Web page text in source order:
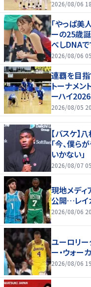
2026/08/06
「やっぱ美
ーの25歳
べしDNAで
2026/08/06
連覇を目
トーナメン
ーハイ2026
2026/08/05
【バスケ
「今、僕ら
いかない」
2026/08/07
現地メディ
公開…レイ
2026/08/06
ユーロリ
ー・ウォ
2026/08/06